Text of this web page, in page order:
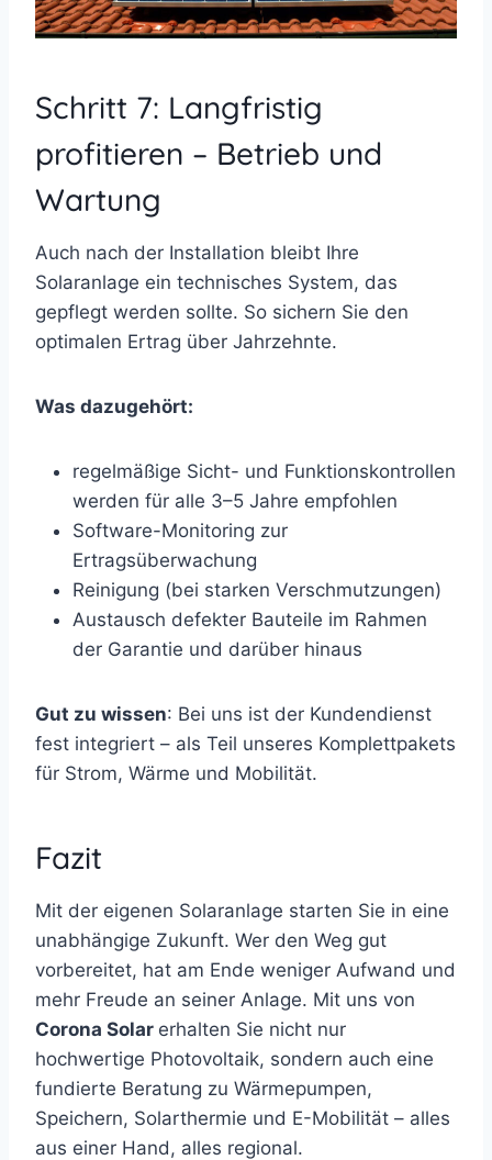
Schritt 7: Langfristig
profitieren – Betrieb und
Wartung
Auch nach der Installation bleibt Ihre
Solaranlage ein technisches System, das
gepflegt werden sollte. So sichern Sie den
optimalen Ertrag über Jahrzehnte.
Was dazugehört:
regelmäßige Sicht- und Funktionskontrollen
werden für alle 3–5 Jahre empfohlen
Software-Monitoring zur
Ertragsüberwachung
Reinigung (bei starken Verschmutzungen)
Austausch defekter Bauteile im Rahmen
der Garantie und darüber hinaus
Gut zu wissen: Bei uns ist der Kundendienst
fest integriert – als Teil unseres Komplettpakets
für Strom, Wärme und Mobilität.
Fazit
Mit der eigenen Solaranlage starten Sie in eine
unabhängige Zukunft. Wer den Weg gut
vorbereitet, hat am Ende weniger Aufwand und
mehr Freude an seiner Anlage. Mit uns von
Corona Solar erhalten Sie nicht nur
hochwertige Photovoltaik, sondern auch eine
fundierte Beratung zu Wärmepumpen,
Speichern, Solarthermie und E-Mobilität – alles
aus einer Hand, alles regional.